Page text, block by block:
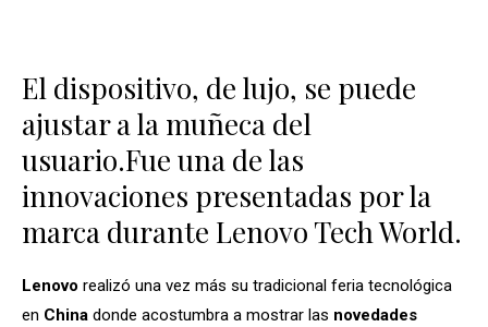
El dispositivo, de lujo, se puede
ajustar a la muñeca del
usuario.Fue una de las
innovaciones presentadas por la
marca durante Lenovo Tech World.
Lenovo realizó una vez más su tradicional feria tecnológica
en China donde acostumbra a mostrar las novedades